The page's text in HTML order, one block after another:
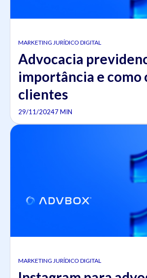
MARKETING JURÍDICO DIGITAL
Advocacia
importância e como
clientes
29/11/20247 MIN
MARKETING JURÍDICO DIGITAL